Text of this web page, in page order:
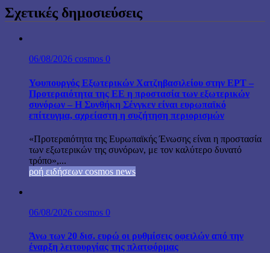
Σχετικές δημοσιεύσεις
06/08/2026 cosmos 0
Υφυπουργός Εξωτερικών Χατζηβασιλείου στην ΕΡΤ –
Προτεραιότητα της ΕΕ η προστασία των εξωτερικών
συνόρων – Η Συνθήκη Σένγκεν είναι ευρωπαϊκό
επίτευγμα, αχρείαστη η συζήτηση περιορισμών
«Προτεραιότητα της Ευρωπαϊκής Ένωσης είναι η προστασία
των εξωτερικών της συνόρων, με τον καλύτερο δυνατό
τρόπο»,...
ροή ειδήσεων cosmos news
06/08/2026 cosmos 0
Άνω των 20 δισ. ευρώ οι ρυθμίσεις οφειλών από την
έναρξη λειτουργίας της πλατφόρμας